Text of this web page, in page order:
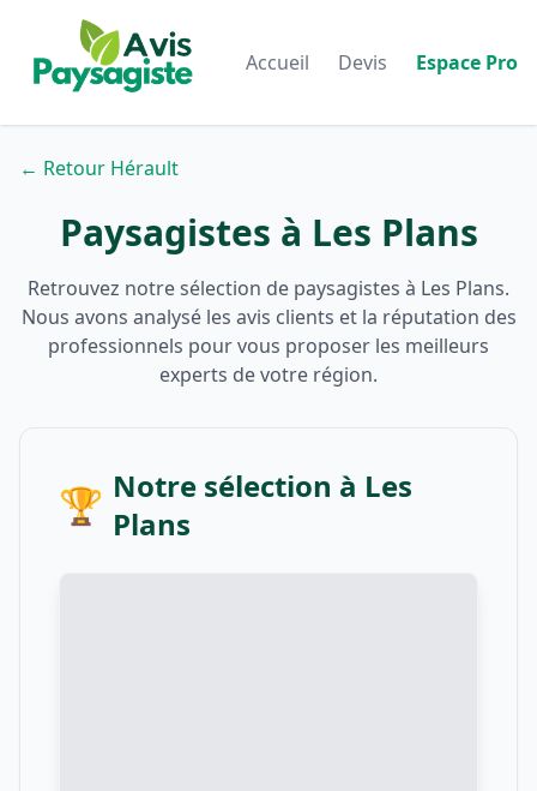
Accueil Devis Espace Pro
← Retour Hérault
Paysagistes à Les Plans
Retrouvez notre sélection de paysagistes à Les Plans.
Nous avons analysé les avis clients et la réputation des
professionnels pour vous proposer les meilleurs
experts de votre région.
🏆 Notre sélection à Les
Plans